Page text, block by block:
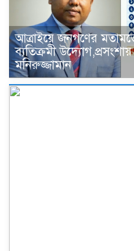
আত্রাইয়ে জনগণের মতামতের
ব্যতিক্রমী
মনিরুজ্জামান